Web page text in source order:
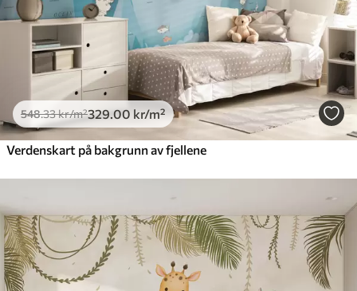
548.33kr/m²329.00 kr/m²
Verdenskart på bakgrunn av fjellene